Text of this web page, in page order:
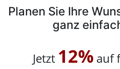
Planen Sie Ihre
ganz
Jetzt 12%auf